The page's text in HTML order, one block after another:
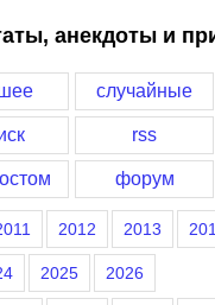
анекдоты и
случайные
rss
форум
2012 2013
2025 2026